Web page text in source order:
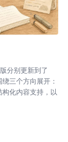
分别更新到了
三个方向展开：
化内容支持，以